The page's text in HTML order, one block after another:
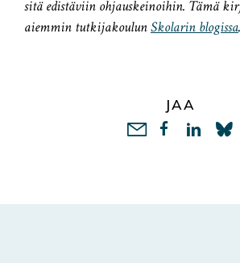
sitä edistäviin ohjauskeinoihin. Tämä
aiemmin tutkijakoulunSkolarin blogissa.
JAA
LinkedIn